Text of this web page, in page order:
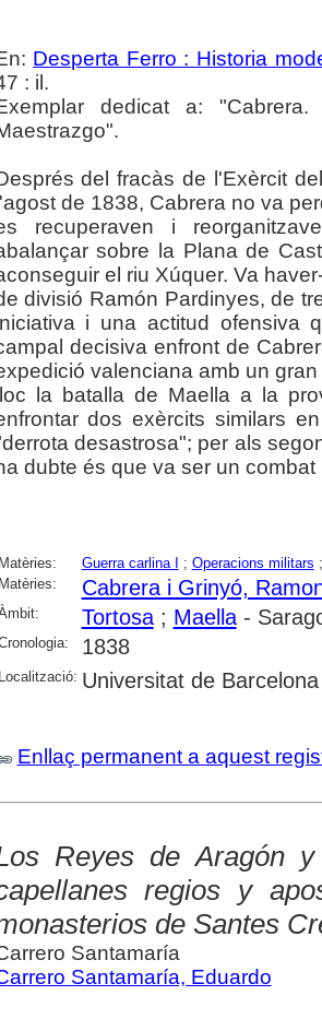
Desperta Ferro : Historia
: il.
dedicat a:
del fracàs de l'Exèrcit
l'agost de 1838, Cabrera no va
recuperaven i
sobre la Plana de
el riu Xúquer. Va
divisió Ramón Pardinyes, de
i una actitud ofensiva
decisiva enfront de
valenciana amb un
lloc la batalla de Maella a la
dos exèrcits similars
desastrosa"; per als
dubte és que va ser un
Matèries: Guerra carlina I ; Operacions militars
Matèries:
Cabrera i Grinyó,
Tortosa; Maella-
1838
Localització: Universitat de Barcelona
Enllaç permanent a aquest
Reyes de Aragón
regios y
de Santes
Santamaría
Santamaría, Eduardo